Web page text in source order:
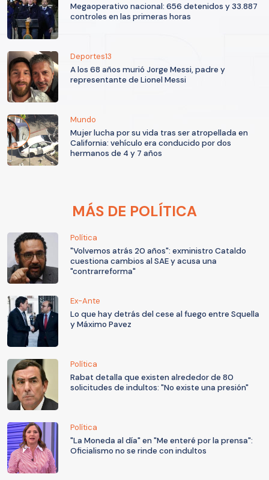
Megaoperativo nacional: 656 detenidos y 33.887
controles en las primeras horas
Deportes13
A los 68 años murió Jorge Messi, padre y
representante de Lionel Messi
Mundo
Mujer lucha por su vida tras ser atropellada en
California: vehículo era conducido por dos
hermanos de 4 y 7 años
MÁS DE POLÍTICA
Política
"Volvemos atrás 20 años": exministro Cataldo
cuestiona cambios al SAE y acusa una
"contrarreforma"
Ex-Ante
Lo que hay detrás del cese al fuego entre Squella
y Máximo Pavez
Política
Rabat detalla que existen alrededor de 80
solicitudes de indultos: "No existe una presión"
Política
"La Moneda al día" en "Me enteré por la prensa":
Oficialismo no se rinde con indultos